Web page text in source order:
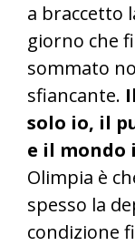
a braccetto
giorno che
sommato
sfiancante.
solo io, il
e il mondo
Olimpia è
spesso la
condizione